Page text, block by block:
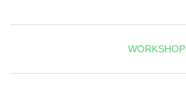
WORKSHOP